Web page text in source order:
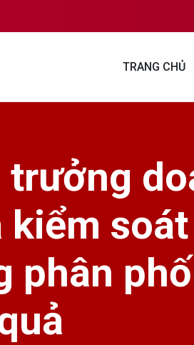
TRANG CHỦ
trưởng
kiểm
phân